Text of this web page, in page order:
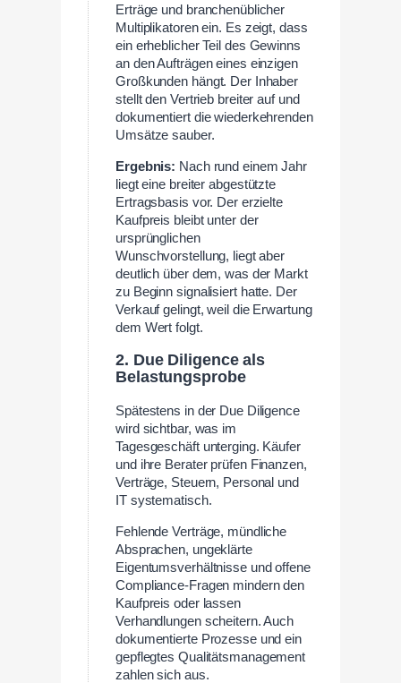
Erträge und branchenüblicher
Multiplikatoren ein. Es zeigt, dass
ein erheblicher Teil des Gewinns
an den Aufträgen eines einzigen
Großkunden hängt. Der Inhaber
stellt den Vertrieb breiter auf und
dokumentiert die wiederkehrenden
Umsätze sauber.
Ergebnis: Nach rund einem Jahr
liegt eine breiter abgestützte
Ertragsbasis vor. Der erzielte
Kaufpreis bleibt unter der
ursprünglichen
Wunschvorstellung, liegt aber
deutlich über dem, was der Markt
zu Beginn signalisiert hatte. Der
Verkauf gelingt, weil die Erwartung
dem Wert folgt.
2. Due Diligence als
Belastungsprobe
Spätestens in der Due Diligence
wird sichtbar, was im
Tagesgeschäft unterging. Käufer
und ihre Berater prüfen Finanzen,
Verträge, Steuern, Personal und
IT systematisch.
Fehlende Verträge, mündliche
Absprachen, ungeklärte
Eigentumsverhältnisse und offene
Compliance-Fragen mindern den
Kaufpreis oder lassen
Verhandlungen scheitern. Auch
dokumentierte Prozesse und ein
gepflegtes Qualitätsmanagement
zahlen sich aus.